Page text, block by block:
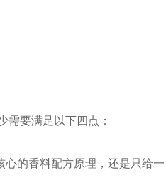
需要满足以下四点：
心的香料配方原理，还是只给一